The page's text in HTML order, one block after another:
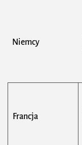
Niemcy
Francja